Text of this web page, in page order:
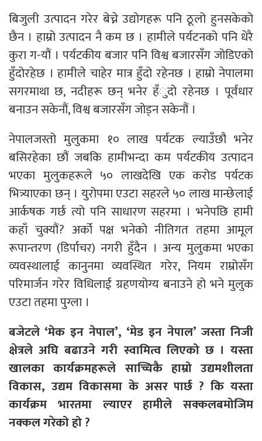
बिजुली उत्पादन गरेर बेच्ने उद्योगहरू पनि ठूलो हुनसकेको
छैन । हाम्रो उत्पादन नै कम छ । हामीले पर्यटनको पनि धेरै
कुरा ग-यौं । पर्यटकीय बजार पनि विश्व बजारसँग जोडिएको
हुँदोरहेछ । हामीले चाहेर मात्र हुँदो रहेनछ । हाम्रो नेपालमा
सगरमाथा छ, नदीहरू छन् भनेर हँुदो रहेनछ । पूर्वधार
बनाउन सकेनौं, विश्व बजारसँग जोड्न सकेनौं ।
नेपालजस्तो मुलुकमा १० लाख पर्यटक ल्याउँछौ भनेर
बसिरहेका छौं जबकि हामीभन्दा कम पर्यटकीय उत्पादन
भएका मुलुकहरूले ५० लाखदेखि एक करोड पर्यटक
भित्र्याएका छन् । युरोपमा एउटा सहरले ५० लाख मान्छेलाई
आर्कषक गर्छ त्यो पनि साधारण सहरमा । भनेपछि हामी
कहाँ चुक्यौं? अर्को पक्ष भनेको नीतिगत तहमा आमूल
रूपान्तरण (डिर्पाचर) नगरी हुँदैन । अन्य मुलुकमा भएका
व्यवस्थालाई कानुनमा व्यवस्थित गरेर, नियम राम्रोसँग
परिमार्जन गरेर विधिलाई ग्रहणयोग्य बनाउने हो भने मुलुक
एउटा तहमा पुग्ला ।
बजेटले ‘मेक इन नेपाल’, ‘मेड इन नेपाल’ जस्ता निजी
क्षेत्रले अघि बढाउने गरी स्वामित्व लिएको छ । यस्ता
खालका कार्यक्रमहरूले साच्चिकै हाम्रो उद्यमशीलता
विकास, उद्यम विकासमा के असर पार्छ ? कि यस्ता
कार्यक्रम भारतमा ल्याएर हामीले सक्कलबमोजिम
नक्कल गरेको हो ?